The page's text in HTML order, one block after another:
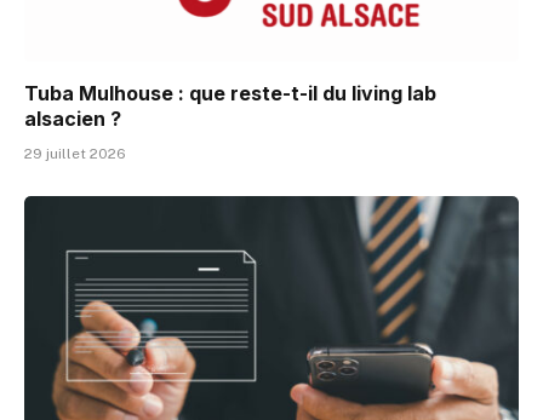
Tuba Mulhouse : que reste-t-il du living lab
alsacien ?
29 juillet 2026